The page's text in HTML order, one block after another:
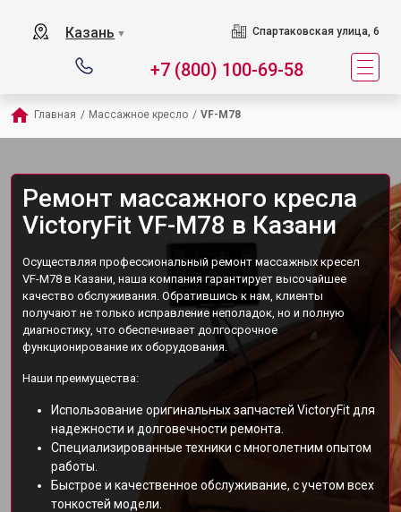
Казань ▼ Спартаковская улица, 6
+7 (800) 100-69-58
Главная / Массажное кресло / VF-M78
Ремонт массажного кресла
VictoryFit VF-M78 в Казани
Осуществляя профессиональный ремонт массажных кресел
VF-M78 в Казани, наша компания гарантирует высочайшее
качество обслуживания. Обратившись к нам, клиенты
получают не только исправление неполадок, но и полную
диагностику, что обеспечивает долгосрочное
функционирование их оборудования.
Наши преимущества:
Использование оригинальных запчастей VictoryFit для
надежности и долговечности ремонта.
Специализированные техники с многолетним опытом
работы.
Быстрое и качественное обслуживание, с учетом всех
тонкостей модели.